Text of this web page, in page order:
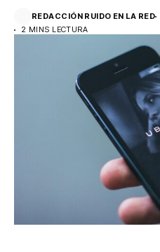
REDACCIÓN RUIDO EN LA RED
2 MINS LECTURA